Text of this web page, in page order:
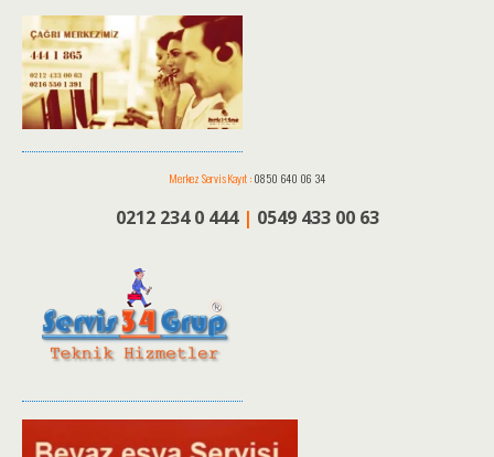
Merkez Servis Kayıt :0850 640 06 34
0212 234 0 444 | 0549 433 00 63